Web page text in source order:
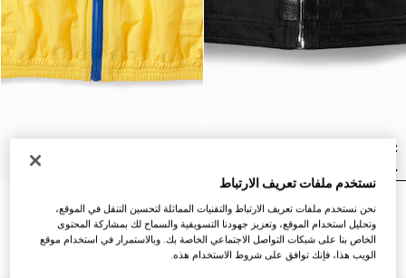
جاكيت من جاكارد القطن بشعار
GG للأطفال
AED 8,300
جاكيت من النايلون المجعّد
للأطفال
AED 3,650
نستخدم ملفات تعريف الارتباط
نحن نستخدم ملفات تعريف الارتباط والتقنيات المماثلة لتحسين التنقل في الموقع،
وتحليل استخدام الموقع، وتعزيز جهودنا التسويقية والسماح لك بمشاركة المحتوى
الخاص بنا على شبكات التواصل الاجتماعي الخاصة بك. وبالاستمرار في استخدام موقع
الويب هذا، فإنك توافق على شروط الاستخدام هذه.